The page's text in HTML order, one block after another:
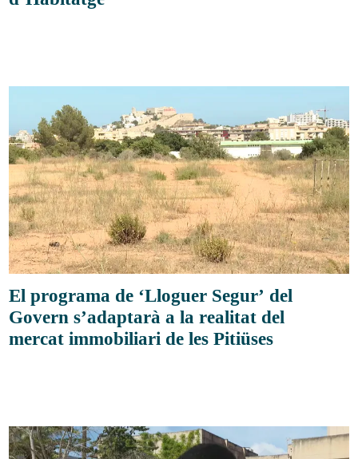
El programa de ‘Lloguer Segur’ del
Govern s’adaptarà a la realitat del
mercat immobiliari de les Pitiüses